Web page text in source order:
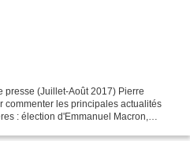
presse (Juillet-Août 2017) Pierre
commenter les principales actualités
: élection d'Emmanuel Macron,